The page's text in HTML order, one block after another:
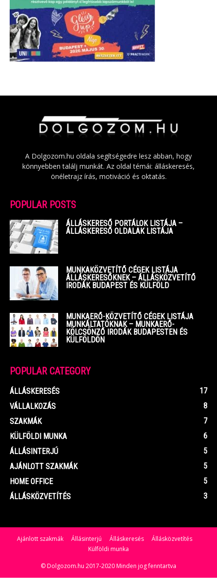
A Dolgozom.hu oldala segítségedre lesz abban, hogy
könnyebben találj munkát. Az oldal témái: álláskeresés,
önéletrajz írás, motiváció és oktatás.
POPULAR POSTS
ÁLLÁSKERESŐ PORTÁLOK LISTÁJA –
ÁLLÁSKERESŐ OLDALAK LISTÁJA
MUNKAKÖZVETÍTŐ CÉGEK LISTÁJA
ÁLLÁSKERESŐKNEK – ÁLLÁSKÖZVETÍTŐ
IRODÁK BUDAPEST ÉS KÜLFÖLD
MUNKAERŐ-KÖZVETÍTŐ CÉGEK LISTÁJA
MUNKÁLTATÓKNAK – MUNKAERŐ-
KÖLCSÖNZŐ IRODÁK BUDAPESTEN ÉS
KÜLFÖLDÖN
POPULAR CATEGORY
ÁLLÁSKERESÉS
17
VÁLLALKOZÁS
8
SZAKMÁK
7
KÜLFÖLDI MUNKA
6
ÁLLÁSINTERJÚ
5
AJÁNLOTT SZAKMÁK
5
HOME OFFICE
5
ÁLLÁSKÖZVETÍTÉS
3
Ajánlott szakmák Állásinterjú Álláskeresés
Állásközvetítés
Külföldi munka
© Dolgozom.hu 2017-2020 Minden jog fenntartva